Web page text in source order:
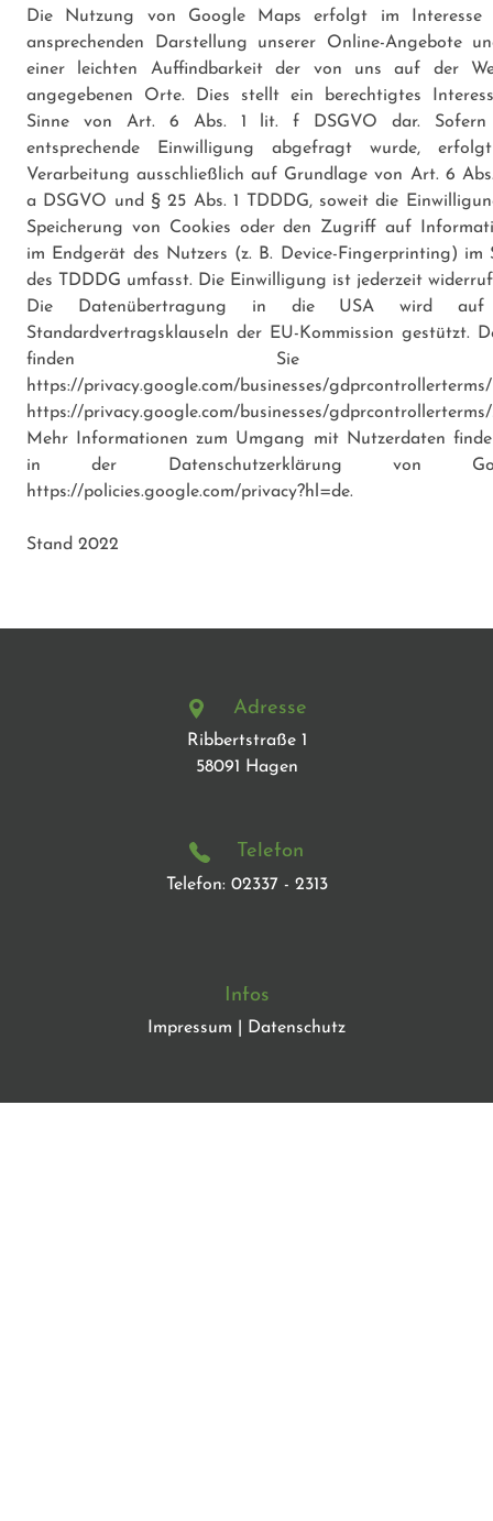
Die Nutzung von Google Maps erfolgt im Interesse
ansprechenden Darstellung unserer Online-Angebote
einer leichten Auffindbarkeit der von uns auf der
angegebenen Orte. Dies stellt ein berechtigtes
Sinne von Art. 6 Abs. 1 lit. f DSGVO dar. Sofern
entsprechende Einwilligung abgefragt wurde,
Verarbeitung ausschließlich auf Grundlage von Art. 6
a DSGVO und § 25 Abs. 1 TDDDG, soweit die
Speicherung von Cookies oder den Zugriff auf
im Endgerät des Nutzers (z. B. Device-Fingerprinting) im
des TDDDG umfasst. Die Einwilligung ist jederzeit
Die Datenübertragung in die USA wird
Standardvertragsklauseln der EU-Kommission gestützt.
finden Sie
https://privacy.google.com/businesses/gdprcontrollerterms/
https://privacy.google.com/businesses/gdprcontrollerterms/
Mehr Informationen zum Umgang mit Nutzerdaten
in der Datenschutzerklärung von
https://policies.google.com/privacy?hl=de.
Stand 2022
Adresse
Ribbertstraße 1
58091 Hagen
Telefon
Telefon: 02337 - 2313
Infos
Impressum Datenschutz